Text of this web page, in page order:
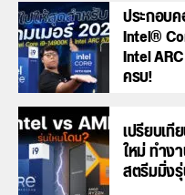
ประกอบ
Intel®
Intel
ครบ!
เปรียบเที
ใหม่ ทำง
สตรีมมิ่ง